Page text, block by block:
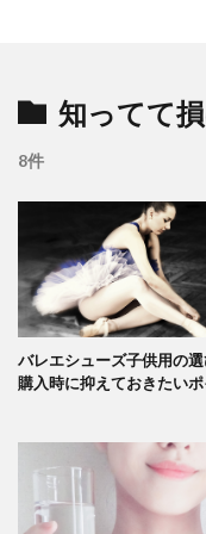
知ってて
8件
バレエシューズ子供用の選
購入時に抑えておきたいポ